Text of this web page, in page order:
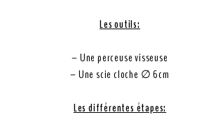
Les outils:
– Une perceuse visseuse
– Une scie cloche ∅ 6cm
Les différentes étapes: